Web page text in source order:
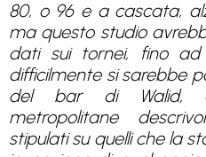
80, o 96 e a cascata,
ma questo studio
dati sui tornei, fino ad
difficilmente si sarebbe
del bar di Walid,
metropolitane
stipulati su quelli che la